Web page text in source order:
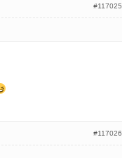
#117025
#117026